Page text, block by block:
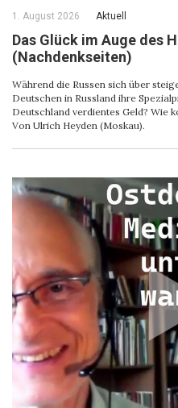
1. August 2026 Aktuell
Das Glück im Auge des
(Nachdenkseiten)
Während die Russen sich über
Deutschen in Russland ihre
Deutschland verdientes Geld? Wie
Von Ulrich Heyden (Moskau).